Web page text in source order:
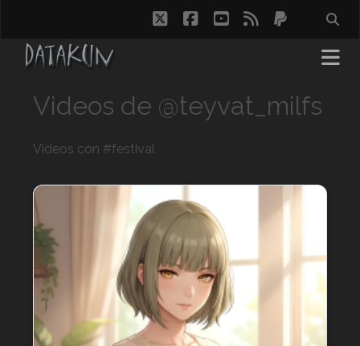
twitterfacebook
youtube
rss paypal
Videos de @teyvat_milfs
Videos con #festival